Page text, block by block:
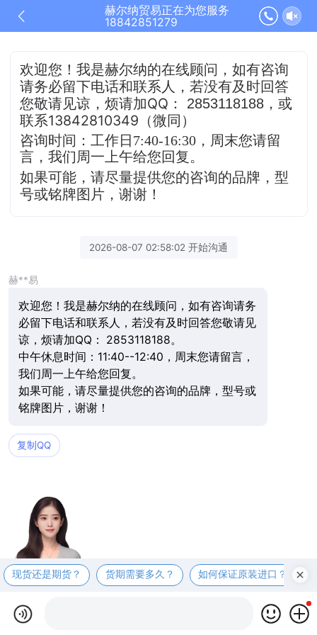
赫尔纳贸易正在为您服务
18842851279
欢迎您！我是赫尔纳的在线顾问，如有咨询
请务必留下电话和联系人，若没有及时回答
您敬请见谅，烦请加QQ ： 2853118188 ，或
联系13842810349（微同）
咨询时间：工作日7:40-16:30， 周末您请留
言，我们周一上午给您回复。
如果可能，请尽量提供您的咨询的品牌，型
号或铭牌图片，谢谢！
2026-08-07 02:58:02 开始沟通
赫**易
欢迎您！我是赫尔纳的在线顾问，如有咨询请务
必留下电话和联系人，若没有及时回答您敬请见
谅，烦请加QQ： 2853118188。
中午休息时间：11:40--12:40，周末您请留言，
我们周一上午给您回复。
如果可能，请尽量提供您的咨询的品牌，型号或
铭牌图片，谢谢！
复制QQ
现货还是期货？ 货期需要多久？ 如何保证原装进口？